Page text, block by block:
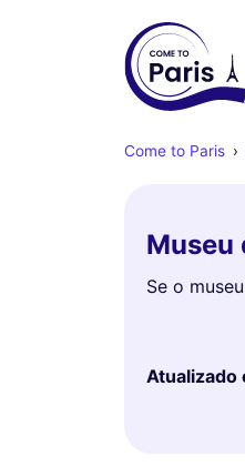
Come to Paris
Museu
Se o
Atualizado